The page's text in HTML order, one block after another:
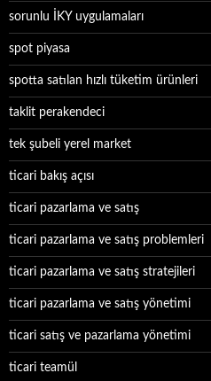
sorunlu İKY uygulamaları
spot piyasa
spotta satılan hızlı tüketim ürünleri
taklit perakendeci
tek şubeli yerel market
ticari bakış açısı
ticari pazarlama ve satış
ticari pazarlama ve satış problemleri
ticari pazarlama ve satış stratejileri
ticari pazarlama ve satış yönetimi
ticari satış ve pazarlama yönetimi
ticari teamül